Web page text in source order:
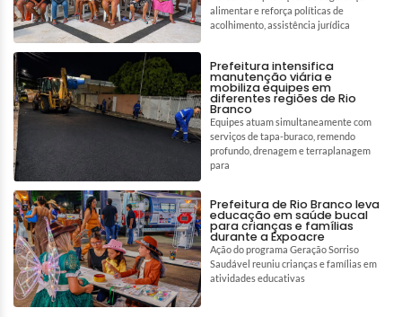
alimentar e reforça políticas de
acolhimento, assistência jurídica
Prefeitura intensifica
manutenção viária e
mobiliza equipes em
diferentes regiões de Rio
Branco
Equipes atuam simultaneamente com
serviços de tapa-buraco, remendo
profundo, drenagem e terraplanagem
para
Prefeitura de Rio Branco leva
educação em saúde bucal
para crianças e famílias
durante a Expoacre
Ação do programa Geração Sorriso
Saudável reuniu crianças e famílias em
atividades educativas